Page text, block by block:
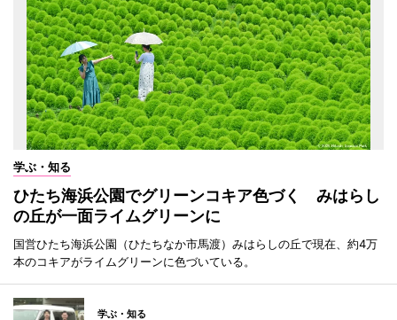
学ぶ・知る
ひたち海浜公園でグリーンコキア色づく みはらし
の丘が一面ライムグリーンに
国営ひたち海浜公園（ひたちなか市馬渡）みはらしの丘で現在、約4万
本のコキアがライムグリーンに色づいている。
学ぶ・知る